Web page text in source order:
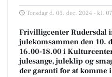
Torsdag d. 05. dec. 2024 - kl.
Frivilligcenter Rudersdal
julekomsammen den 10.
16.00-18.00 i
julesange, juleklip og
der garanti for at komme